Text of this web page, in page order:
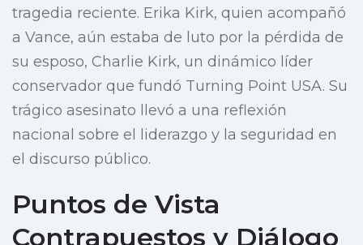
tragedia reciente. Erika Kirk, quien acompañó
a Vance, aún estaba de luto por la pérdida de
su esposo, Charlie Kirk, un dinámico líder
conservador que fundó Turning Point USA. Su
trágico asesinato llevó a una reflexión
nacional sobre el liderazgo y la seguridad en
el discurso público.
Puntos de Vista
Contrapuestos y Diálogo